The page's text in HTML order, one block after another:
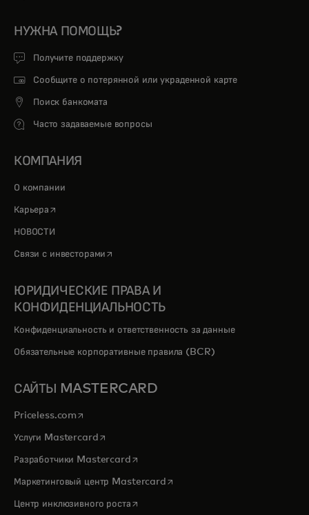
НУЖНА ПОМОЩЬ?
Получите поддержку
Сообщите о потерянной или украденной карте
Поиск банкомата
Часто задаваемые вопросы
КОМПАНИЯ
О компании
Карьера opens in a new tab
НОВОСТИ
Связи с инвесторами opens in a new tab
ЮРИДИЧЕСКИЕ ПРАВА И
КОНФИДЕНЦИАЛЬНОСТЬ
Конфиденциальность и ответственность за данные
Обязательные корпоративные правила (BCR)
САЙТЫ MASTERCARD
Priceless.com opens in a new tab
Услуги Mastercardopens in a new tab
Разработчики Mastercardopens in a new tab
Маркетинговый центр Mastercardopens in a new tab
Центр инклюзивного ростаopens in a new tab